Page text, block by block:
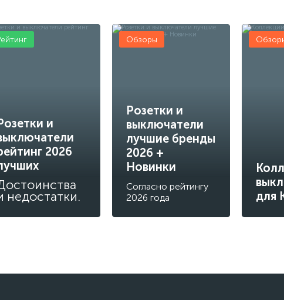
и
2026
недостатки.
Розетки и
выключатели
лучшие бренды
2026 +
Новинки
Согласно рейтингу
2026 года
Обзоры
для